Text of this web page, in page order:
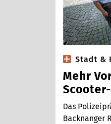
Stadt &
Mehr
Das
Backnanger